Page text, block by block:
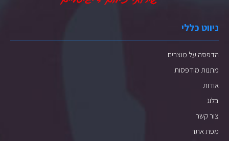
ניווט כללי
הדפסה על מוצרים
מתנות מודפסות
אודות
בלוג
צור קשר
מפת אתר